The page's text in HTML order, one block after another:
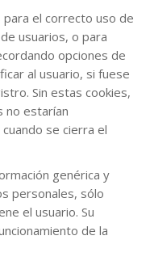
el correcto uso de
usuarios, o para
opciones de
al usuario, si fuese
Sin estas cookies,
no estarían
se cierra el
genérica y
personales, sólo
el usuario. Su
de la